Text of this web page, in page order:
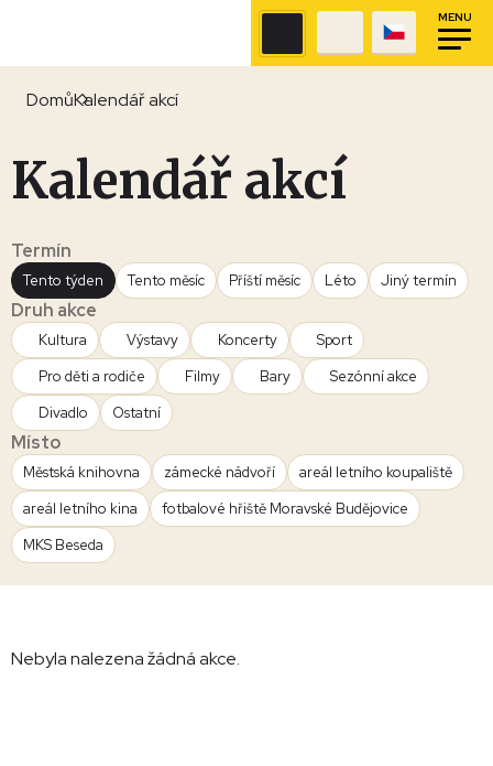
MENU
DomůKalendář akcí
Kalendář akcí
Termín
Tento týden Tento měsíc Příští měsíc Léto Jiný termín
Druh akce
Kultura Výstavy Koncerty
Sport
Pro děti a rodiče
Filmy Bary
Sezónní akce
Divadlo
Ostatní
Místo
Městská knihovna zámecké nádvoří
areál letního koupaliště
areál letního kina
fotbalové hřiště Moravské Budějovice
MKS Beseda
Nebyla nalezena žádná akce.